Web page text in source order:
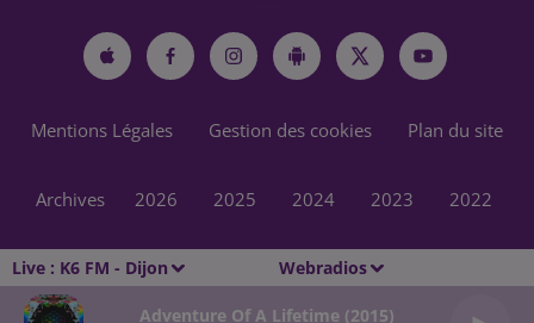
Live : K6 FM - Dijon Webradios
Adventure Of A Lifetime (2015)
Mentions Légales Gestion des cookies Plan du site
Archives 2026 2025 2024 2023 2022